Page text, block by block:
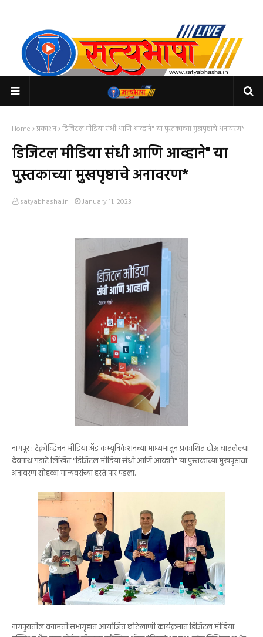
Home प्रकाशन डिजिटल मीडिया संधी आणि आव्हाने" या पुस्तकाच्या मुखपृष्ठाचे अनावरण*
डिजिटल मीडिया संधी आणि आव्हाने" या
पुस्तकाच्या मुखपृष्ठाचे अनावरण*
satyabhasha.in January 11, 2023
नागपूर : टेक्नोव्हिजन मीडिया अँड कम्यूनिकेशनच्या माध्यमातून प्रकाशित होऊ घातलेल्या
देवनाथ गंडाटे लिखित "डिजिटल मीडिया संधी आणि आव्हाने" या पुस्तकाच्या मुखपृष्ठाचा
अनावरण सोहळा मान्यवरांच्या हस्ते पार पडला.
नागपुरातील वनामती सभागृहात आयोजित छोटेखाणी कार्यक्रमात डिजिटल मीडिया